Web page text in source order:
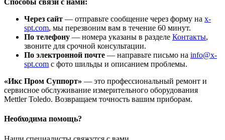
Способы связи с нами:
Через сайт — отправьте сообщение через форму на x-
spt.com, мы перезвоним вам в течение 60 минут.
По телефону — номера указаны в разделе Контакты,
звоните для срочной консультации.
По электронной почте — направьте письмо на info@x-
spt.com с фото шильды и описанием проблемы.
«Икс Пром Суппорт» — это профессиональный ремонт и
сервисное обслуживание измерительного оборудования
Mettler Toledo. Возвращаем точность вашим приборам.
Необходима помощь?